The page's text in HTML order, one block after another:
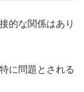
的な関係はあり
に問題とされる